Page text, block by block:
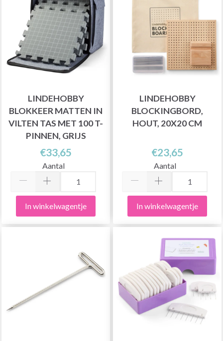
LINDEHOBBY
BLOKKEER MATTEN IN
VILTEN TAS MET 100 T-
PINNEN, GRIJS
€33,65
Aantal
In winkelwagentje
LINDEHOBBY
BLOCKINGBORD,
HOUT, 20X20 CM
€23,65
Aantal
In winkelwagentje